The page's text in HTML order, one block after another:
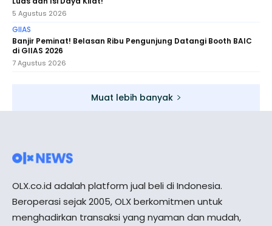
5 Agustus 2026
GIIAS
Banjir Peminat! Belasan Ribu Pengunjung Datangi Booth BAIC
di GIIAS 2026
7 Agustus 2026
Muat lebih banyak
OLX.co.id adalah platform jual beli di Indonesia.
Beroperasi sejak 2005, OLX berkomitmen untuk
menghadirkan transaksi yang nyaman dan mudah,